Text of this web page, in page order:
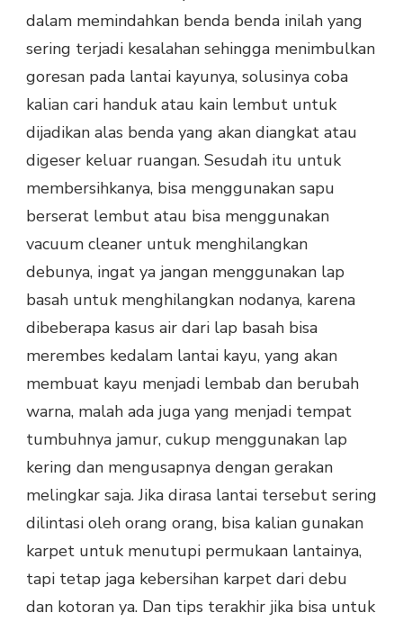
dalam memindahkan benda benda inilah yang
sering terjadi kesalahan sehingga menimbulkan
goresan pada lantai kayunya, solusinya coba
kalian cari handuk atau kain lembut untuk
dijadikan alas benda yang akan diangkat atau
digeser keluar ruangan. Sesudah itu untuk
membersihkanya, bisa menggunakan sapu
berserat lembut atau bisa menggunakan
vacuum cleaner untuk menghilangkan
debunya, ingat ya jangan menggunakan lap
basah untuk menghilangkan nodanya, karena
dibeberapa kasus air dari lap basah bisa
merembes kedalam lantai kayu, yang akan
membuat kayu menjadi lembab dan berubah
warna, malah ada juga yang menjadi tempat
tumbuhnya jamur, cukup menggunakan lap
kering dan mengusapnya dengan gerakan
melingkar saja. Jika dirasa lantai tersebut sering
dilintasi oleh orang orang, bisa kalian gunakan
karpet untuk menutupi permukaan lantainya,
tapi tetap jaga kebersihan karpet dari debu
dan kotoran ya. Dan tips terakhir jika bisa untuk